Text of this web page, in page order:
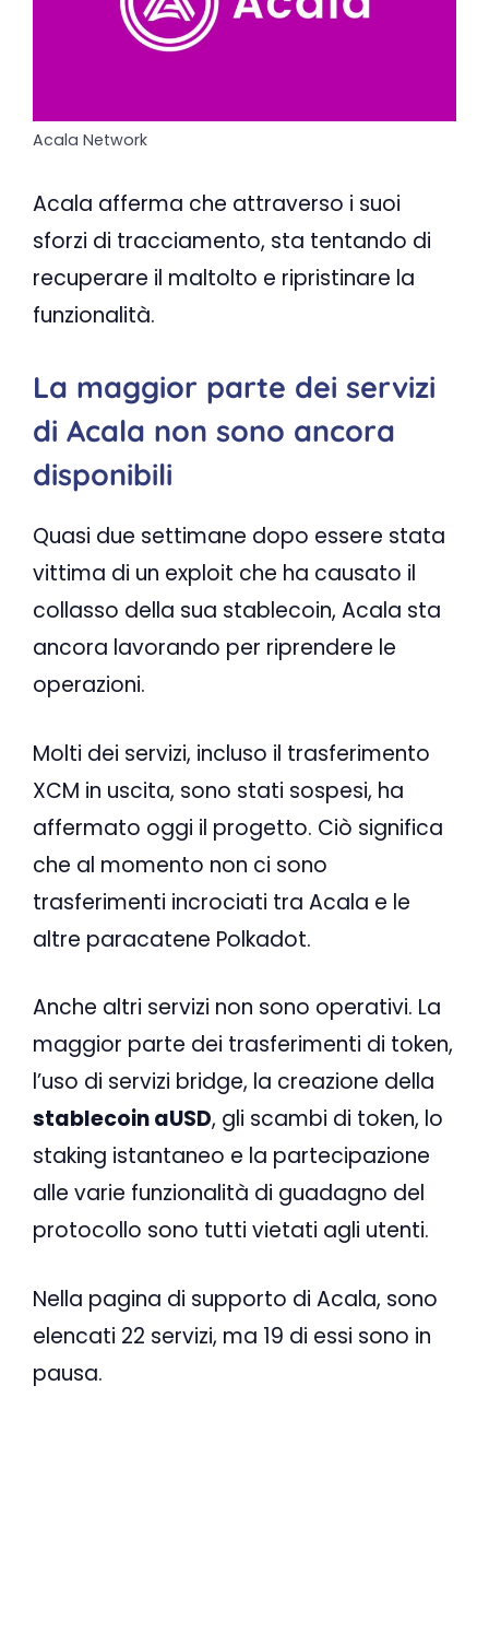
Acala Network
Acala afferma che attraverso i suoi
sforzi di tracciamento, sta tentando di
recuperare il maltolto e ripristinare la
funzionalità.
La maggior parte dei servizi
di Acala non sono ancora
disponibili
Quasi due settimane dopo essere stata
vittima di un exploit che ha causato il
collasso della sua stablecoin, Acala sta
ancora lavorando per riprendere le
operazioni.
Molti dei servizi, incluso il trasferimento
XCM in uscita, sono stati sospesi, ha
affermato oggi il progetto. Ciò significa
che al momento non ci sono
trasferimenti incrociati tra Acala e le
altre paracatene Polkadot.
Anche altri servizi non sono operativi. La
maggior parte dei trasferimenti di token,
l’uso di servizi bridge, la creazione della
stablecoin aUSD, gli scambi di token, lo
staking istantaneo e la partecipazione
alle varie funzionalità di guadagno del
protocollo sono tutti vietati agli utenti.
Nella pagina di supporto di Acala, sono
elencati 22 servizi, ma 19 di essi sono in
pausa.